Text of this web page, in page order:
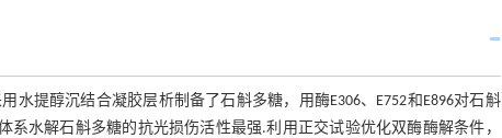
提醇沉结合凝胶层析制备了石斛多糖，用酶E306、E752和E896对石斛
系水解石斛多糖的抗光损伤活性最强.利用正交试验优化双酶酶解条件，